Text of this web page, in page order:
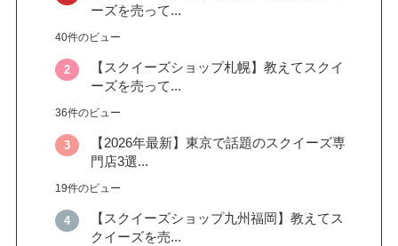
ーズを売って...
40件のビュー
【スクイーズショップ札幌】教えてスクイ
ーズを売って...
36件のビュー
【2026年最新】東京で話題のスクイーズ専
門店3選...
19件のビュー
【スクイーズショップ九州福岡】教えてス
クイーズを売...